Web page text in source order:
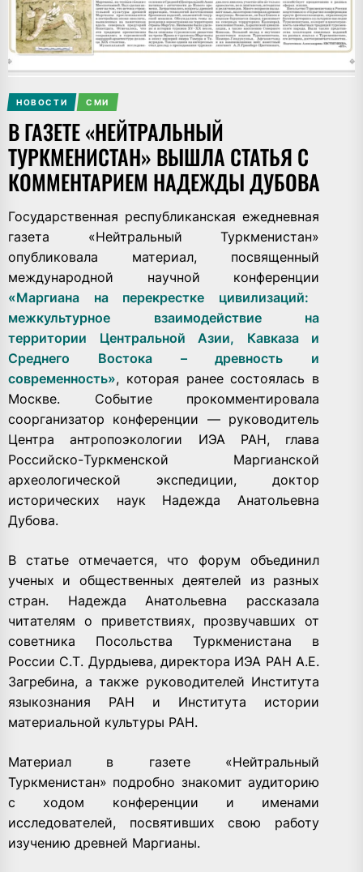
НОВОСТИ СМИ
В ГАЗЕТЕ «НЕЙТРАЛЬНЫЙ
ТУРКМЕНИСТАН» ВЫШЛА СТАТЬЯ С
КОММЕНТАРИЕМ НАДЕЖДЫ ДУБОВА
Государственная республиканская ежедневная
газета «Нейтральный Туркменистан»
опубликовала материал, посвященный
международной научной конференции
«Маргиана на перекрестке цивилизаций:
межкультурное взаимодействие на
территории Центральной Азии, Кавказа и
Среднего Востока – древность и
современность», которая ранее состоялась в
Москве. Событие прокомментировала
соорганизатор конференции — руководитель
Центра антропоэкологии ИЭА РАН, глава
Российско-Туркменской Маргианской
археологической экспедиции, доктор
исторических наук Надежда Анатольевна
Дубова.
В статье отмечается, что форум объединил
ученых и общественных деятелей из разных
стран. Надежда Анатольевна рассказала
читателям о приветствиях, прозвучавших от
советника Посольства Туркменистана в
России С.Т. Дурдыева, директора ИЭА РАН А.Е.
Загребина, а также руководителей Института
языкознания РАН и Института истории
материальной культуры РАН.
Материал в газете «Нейтральный
Туркменистан» подробно знакомит аудиторию
с ходом конференции и именами
исследователей, посвятивших свою работу
изучению древней Маргианы.